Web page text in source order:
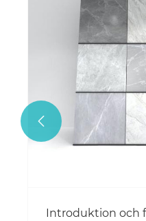
Introduktion och
